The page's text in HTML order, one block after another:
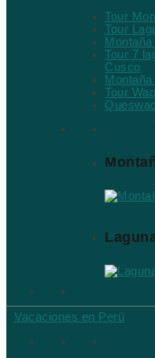
Tour
Tour
Tour 7
Cusco
Tour
Vacaciones en Perú